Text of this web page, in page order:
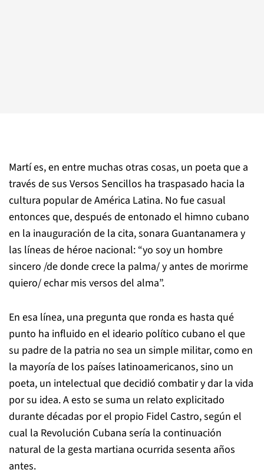
Martí es, en entre muchas otras cosas, un poeta que a
través de sus Versos Sencillos ha traspasado hacia la
cultura popular de América Latina. No fue casual
entonces que, después de entonado el himno cubano
en la inauguración de la cita, sonara Guantanamera y
las líneas de héroe nacional: “yo soy un hombre
sincero /de donde crece la palma/ y antes de morirme
quiero/ echar mis versos del alma”.
En esa línea, una pregunta que ronda es hasta qué
punto ha influido en el ideario político cubano el que
su padre de la patria no sea un simple militar, como en
la mayoría de los países latinoamericanos, sino un
poeta, un intelectual que decidió combatir y dar la vida
por su idea. A esto se suma un relato explicitado
durante décadas por el propio Fidel Castro, según el
cual la Revolución Cubana sería la continuación
natural de la gesta martiana ocurrida sesenta años
antes.